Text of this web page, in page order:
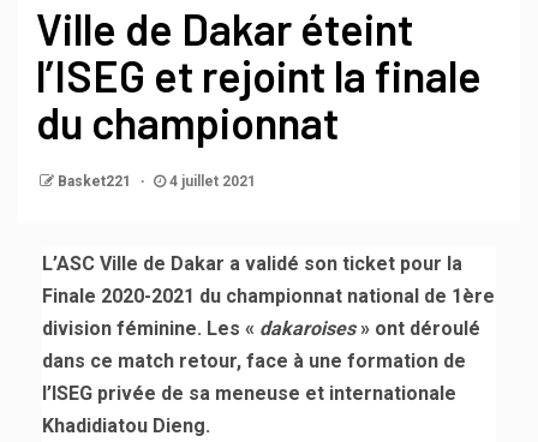
Ville de Dakar éteint
l’ISEG et rejoint la finale
du championnat
Basket221 4 juillet 2021
L’ASC Ville de Dakar a validé son ticket pour la
Finale 2020-2021 du championnat national de 1ère
division féminine. Les « dakaroises» ont déroulé
dans ce match retour, face à une formation de
l’ISEG privée de sa meneuse et internationale
Khadidiatou Dieng.